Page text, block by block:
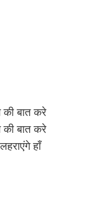
की बात करे
की बात करे
हाँ